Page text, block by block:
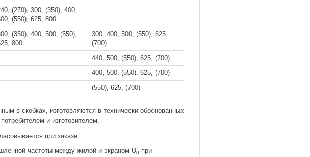
(270), 300, (350), 400,
(550), 625, 800
(350), 400, 500, (550),
800
300, 400, 500, (550), 625,
(700)
440, 500, (550), 625, (700)
400, 500, (550), 625, (700)
(550), 625, (700)
в скобках, изготовляются в технически обоснованных
и изготовителем.
при заказе.
частоты между жилой и экраном U0 при